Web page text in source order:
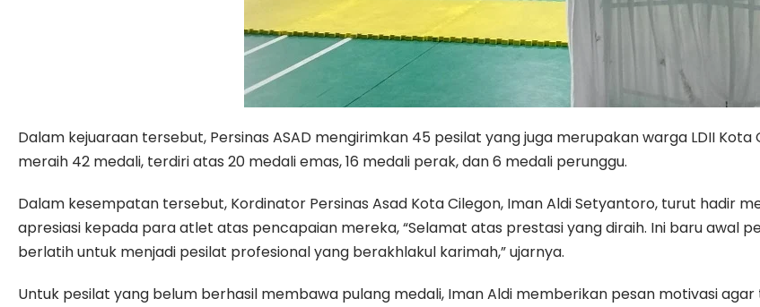
Dalam kejuaraan tersebut, Persinas ASAD mengirimkan 45 pesilat yang juga merupakan warga LDII
meraih 42 medali, terdiri atas 20 medali emas, 16 medali perak, dan 6 medali perunggu.
Dalam kesempatan tersebut, Kordinator Persinas Asad Kota Cilegon, Iman Aldi Setyantoro, turut hadir
apresiasi kepada para atlet atas pencapaian mereka, “Selamat atas prestasi yang diraih. Ini baru awal
berlatih untuk menjadi pesilat profesional yang berakhlakul karimah,” ujarnya.
Untuk pesilat yang belum berhasil membawa pulang medali, Iman Aldi memberikan pesan motivasi